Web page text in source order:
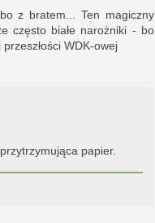
z bratem... Ten magiczny
często białe narożniki - bo
WDK-owej
papier.